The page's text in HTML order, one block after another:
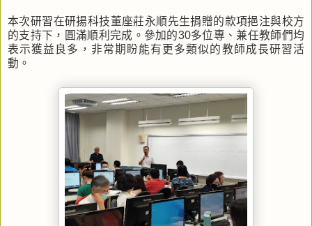
本次研習在研揚科技董座莊永順先生捐贈的款項挹注與校方
的支持下，圓滿順利完成。參加的30多位專、兼任教師們均
表示獲益良多，非常期盼能有更多類似的教師成長研習活
動。